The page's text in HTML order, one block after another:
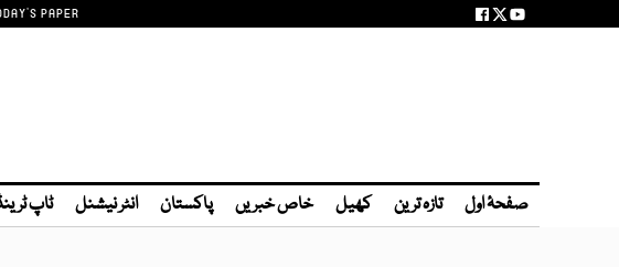
PAPER
صفحۂ اول تازہ ترین کھیل خاص خبریں پاکستان انٹر نیشنل ٹاپ